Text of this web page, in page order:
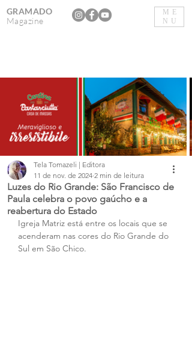
ME
NU
GRAMADO
Magazine
Luzes do Rio Grande: São Francisco de
Paula celebra o povo gaúcho e a
reabertura do Estado
Tela Tomazeli | Editora
11 de nov. de 2024 2 min de leitura
Igreja Matriz está entre os locais que se
acenderam nas cores do Rio Grande do
Sul em São Chico.